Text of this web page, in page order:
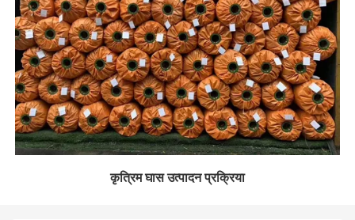
कृत्रिम घास उत्पादन प्रक्रिया